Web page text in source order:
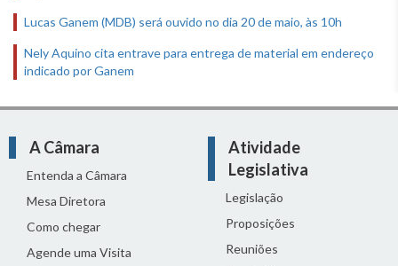
Lucas Ganem (MDB) será ouvido no dia 20 de maio, às 10h
Nely Aquino cita entrave para entrega de material em endereço
indicado por Ganem
A Câmara
Entenda a Câmara
Mesa Diretora
Como chegar
Agende uma Visita
Atividade
Legislativa
Legislação
Proposições
Reuniões